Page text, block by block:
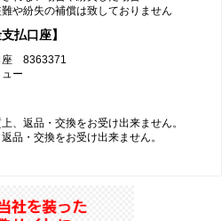
や紛失の補償は致しておりません
払口座】
座 8363371
ー
、返品・交換をお受け出来ません。
品・交換をお受け出来ません。